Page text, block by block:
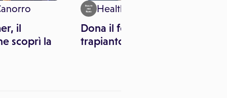
il
scoprì la
Health & News
Dona il fegato a 94 anni: il
trapianto è un successo